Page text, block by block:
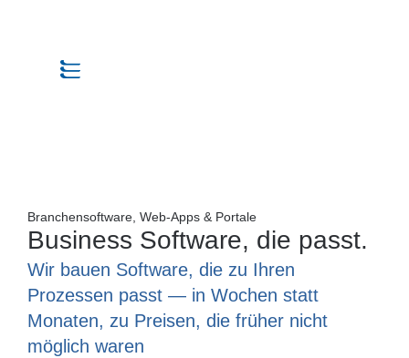
Branchensoftware, Web-Apps & Portale
Business Software, die passt.
Wir bauen Software, die zu Ihren
Prozessen passt — in Wochen statt
Monaten, zu Preisen, die früher nicht
möglich waren